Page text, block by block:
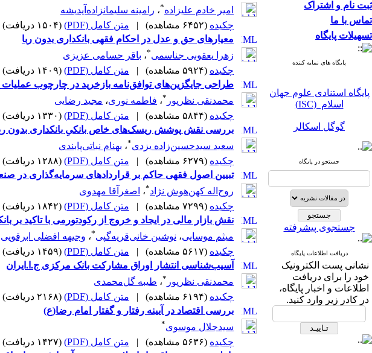
ثبت نام و اشتراک
تماس با ما
تسهیلات پایگاه
پایگاه های نمایه کننده
پایگاه استنادی علوم جهان
اسلام (ISC)
گوگل اسکالر
نورمگز
سیویلیکا
پایگاه استنادی علوم جهان
اسلام (ISC)
مگ ایران
جستجو در پایگاه
جستجوی پیشرفته
دریافت اطلاعات پایگاه
نشانی پست الکترونیک
خود را برای دریافت
اطلاعات و اخبار پایگاه،
در کادر زیر وارد کنید.
امیر خادم علیزاده*، رامینه سلیمانزاده‌آیدیشه
چکیده (۶۴۵۲ مشاهده) | متن کامل (PDF)
(۱۵۰۴ دریافت)
معیارهای حق و عدل در احکام فقهی بانکداری بدون ربا
زهرا یعقوبی جناسمی*، باقر حسامی عزیزی
چکیده (۵۹۲۴ مشاهده) | متن کامل (PDF)
(۱۴۰۹ دریافت)
طراحی جایگزین‌های توافق‌نامه بازخرید در چارچوب عملیات
محمدنقی نظرپور *، فاطمه نوری، مجید رضایی
چکیده (۵۸۴۴ مشاهده) | متن کامل (PDF)
(۱۳۳۰ دریافت)
بررسی نقش پوشش ریسک‌های خاص بانکیِ بانکداری بدون
سعید سیدحسین‌زاده یزدی*، بهنام نباتی‌پابندی
چکیده (۶۲۷۹ مشاهده) | متن کامل (PDF)
(۱۲۸۸ دریافت)
تبیین اصول فقهی حاکم بر قراردادهای سرمایه‌گذاری در
روح‌اله کهن‌هوش نژاد*، اصغرآقا مهدوی
چکیده (۷۲۹۹ مشاهده) | متن کامل (PDF)
(۱۸۴۲ دریافت)
نقش بازار مالی در ایجاد و خروج از رکودتورمی با تاکید بر
میثم موسایی، نوشین خانی‌قریه‌گپی*، وجیهه افضلی ابرقویی
چکیده (۵۶۱۷ مشاهده) | متن کامل (PDF)
(۱۴۵۹ دریافت)
آسیب‌شناسی انتشار اوراق مشارکت بانک مرکزی ج.ا.ایران
محمدنقی نظرپور *، طیبه گل‌محمدی
چکیده (۶۱۹۴ مشاهده) | متن کامل (PDF)
(۲۱۶۸ دریافت)
بررسی اقتصاد در آیینه رفتار و گفتار امام رضا(ع)
سیدجلال موسوی*
چکیده (۵۶۳۶ مشاهده) | متن کامل (PDF)
(۱۴۲۷ دریافت)